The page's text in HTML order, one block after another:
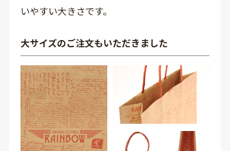
いやすい大きさです。
大サイズのご注文もいただきました